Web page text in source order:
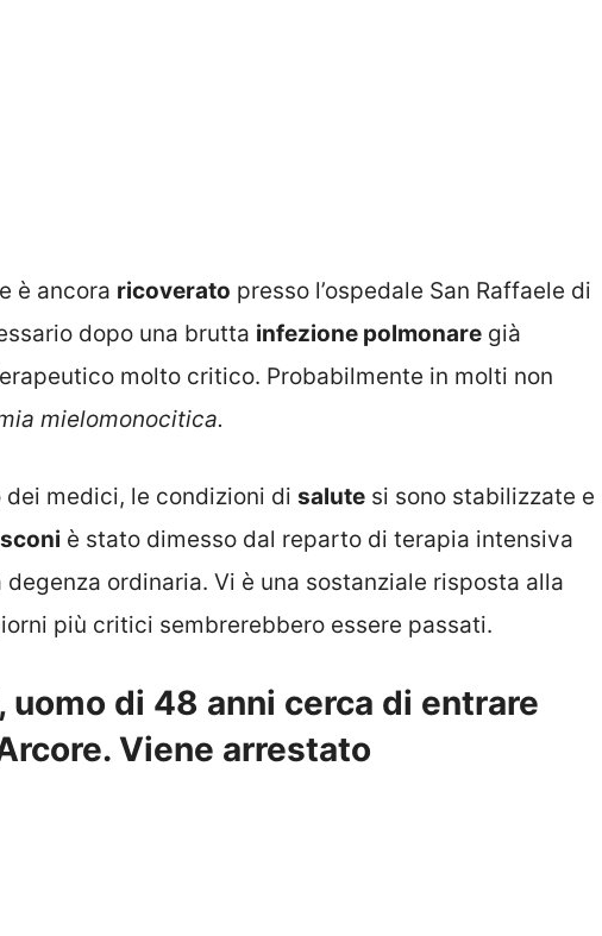
è ancora ricoverato presso l’ospedale San Raffaele di
dopo una brutta infezione polmonare già
molto critico. Probabilmente in molti non
mielomonocitica.
medici, le condizioni di salute si sono stabilizzate e
è stato dimesso dal reparto di terapia intensiva
ordinaria. Vi è una sostanziale risposta alla
più critici sembrerebbero essere passati.
uomo di 48 anni cerca di entrare
Viene arrestato